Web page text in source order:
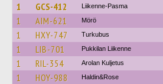
1 GCS-412 Liikenne-Pasma
1 AIM-621 Mörö
1 HXY-747 Turkubus
1 LIB-701 Pukkilan Liikenne
1 RIL-354 Arolan Kuljetus
1 HOY-988 Haldin&Rose